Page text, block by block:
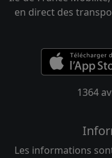
en direct des
1364
Les informations